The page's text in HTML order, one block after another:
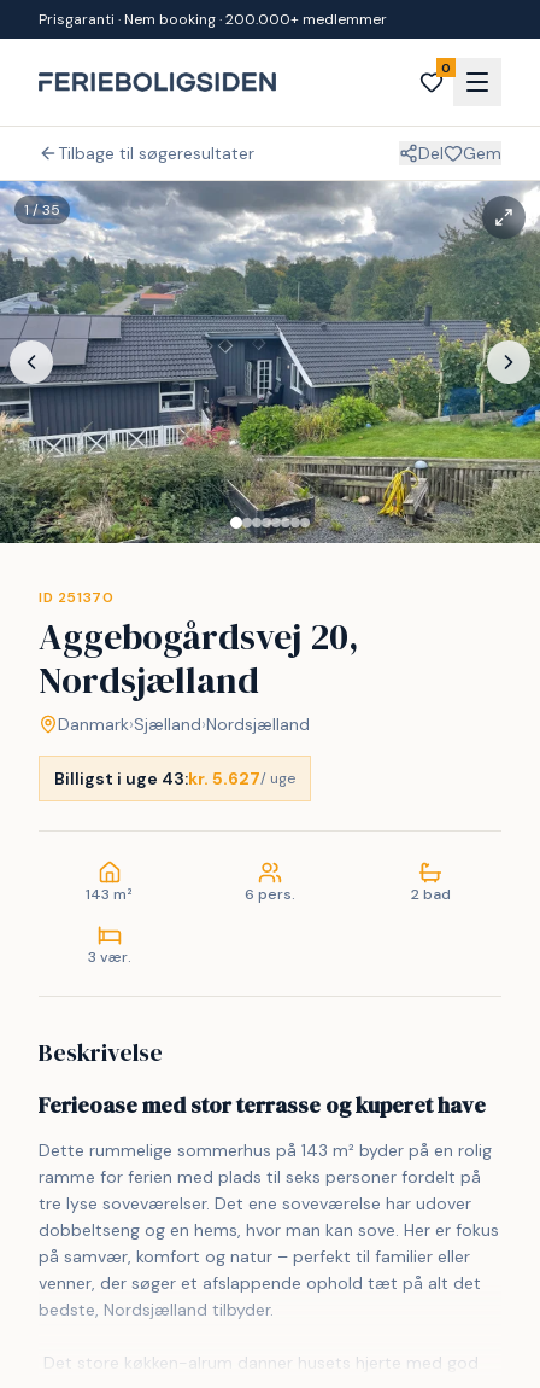
Spring til indhold
Prisgaranti · Nem booking · 200.000+ medlemmer
0
Tilbage til søgeresultater Del Gem
1/35
ID 251370
Aggebogårdsvej 20,
Nordsjælland
Danmark›Sjælland›Nordsjælland
Billigst i uge 43:kr. 5.627/ uge
143 m² 6 pers. 2 bad
3 vær.
Beskrivelse
Ferieoase med stor terrasse og kuperet have
Dette rummelige sommerhus på 143 m² byder på en rolig
ramme for ferien med plads til seks personer fordelt på
tre lyse soveværelser. Det ene soveværelse har udover
dobbeltseng og en hems, hvor man kan sove. Her er fokus
på samvær, komfort og natur – perfekt til familier eller
venner, der søger et afslappende ophold tæt på alt det
bedste, Nordsjælland tilbyder.